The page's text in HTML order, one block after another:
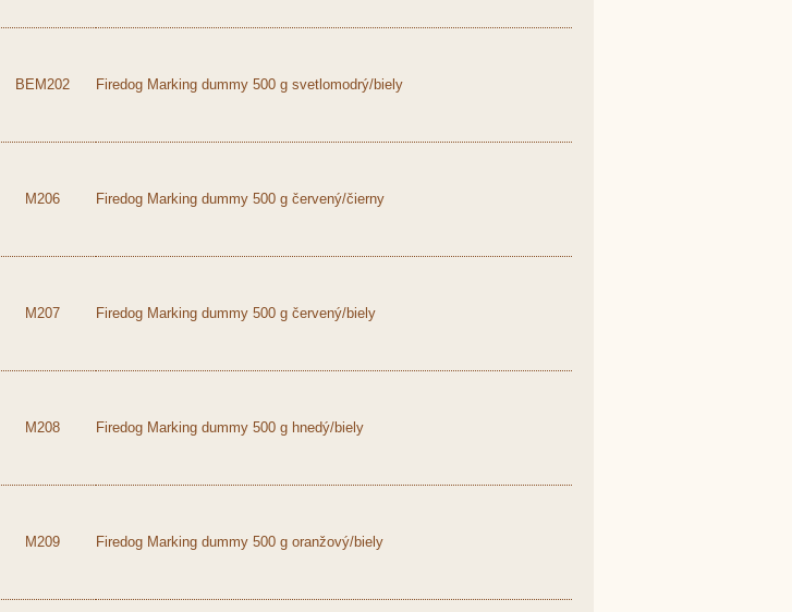
BEM202 Firedog Marking dummy 500 g svetlomodrý/biely
M206 Firedog Marking dummy 500 g červený/čierny
M207 Firedog Marking dummy 500 g červený/biely
M208 Firedog Marking dummy 500 g hnedý/biely
M209 Firedog Marking dummy 500 g oranžový/biely